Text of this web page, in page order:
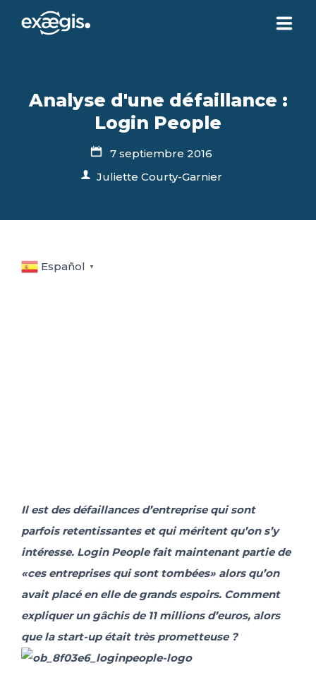
NUESTRAS OFERTAS
Analyse d'une défaillance :
Login People
7 septiembre 2016
Juliette Courty-Garnier
Español ▼
Il est des défaillances d’entreprise qui sont
parfois retentissantes et qui méritent qu’on s’y
intéresse. Login People fait maintenant partie de
«ces entreprises qui sont tombées» alors qu’on
avait placé en elle de grands espoirs. Comment
expliquer un gâchis de 11 millions d’euros, alors
que la start-up était très prometteuse ?